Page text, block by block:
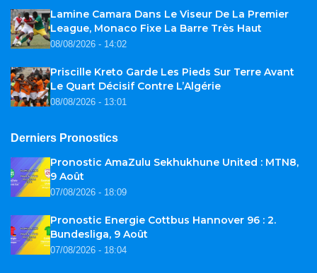
Lamine Camara Dans Le Viseur De La Premier
League, Monaco Fixe La Barre Très Haut
08/08/2026 - 14:02
Priscille Kreto Garde Les Pieds Sur Terre Avant
Le Quart Décisif Contre L’Algérie
08/08/2026 - 13:01
Derniers Pronostics
Pronostic AmaZulu Sekhukhune United : MTN8,
9 Août
07/08/2026 - 18:09
Pronostic Energie Cottbus Hannover 96 : 2.
Bundesliga, 9 Août
07/08/2026 - 18:04